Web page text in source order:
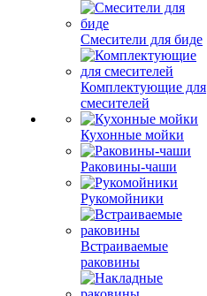
Смесители для биде
Комплектующие для
смесителей
Кухонные мойки
Раковины-чаши
Рукомойники
Встраиваемые
раковины